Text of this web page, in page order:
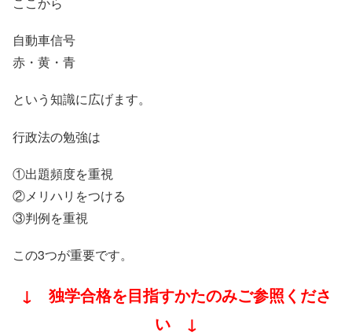
自動車信号
赤・黄・青
という知識に広げます。
行政法の勉強は
①出題頻度を重視
②メリハリをつける
③判例を重視
この3つが重要です。
↓ 独学合格を目指すかたのみご参照くださ
い ↓